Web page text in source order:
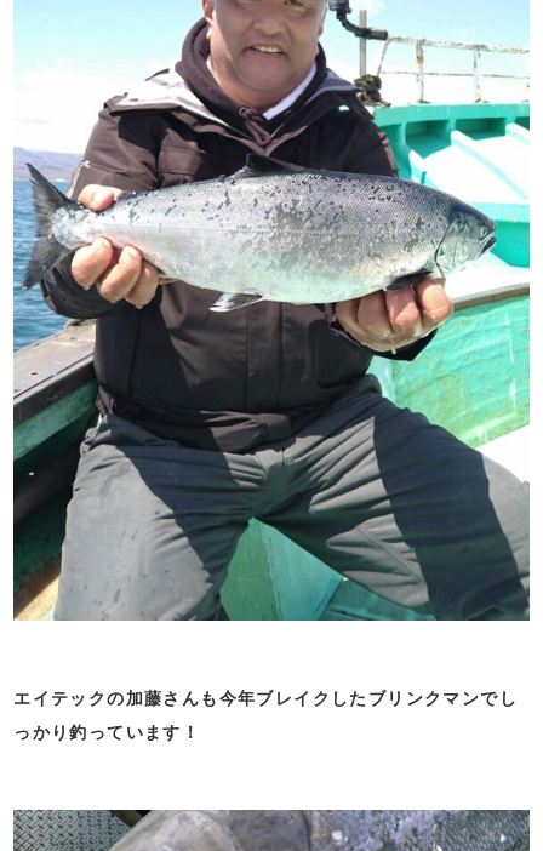
エイテックの加藤さんも今年ブレイクしたブリンクマンでし
っかり釣っています！